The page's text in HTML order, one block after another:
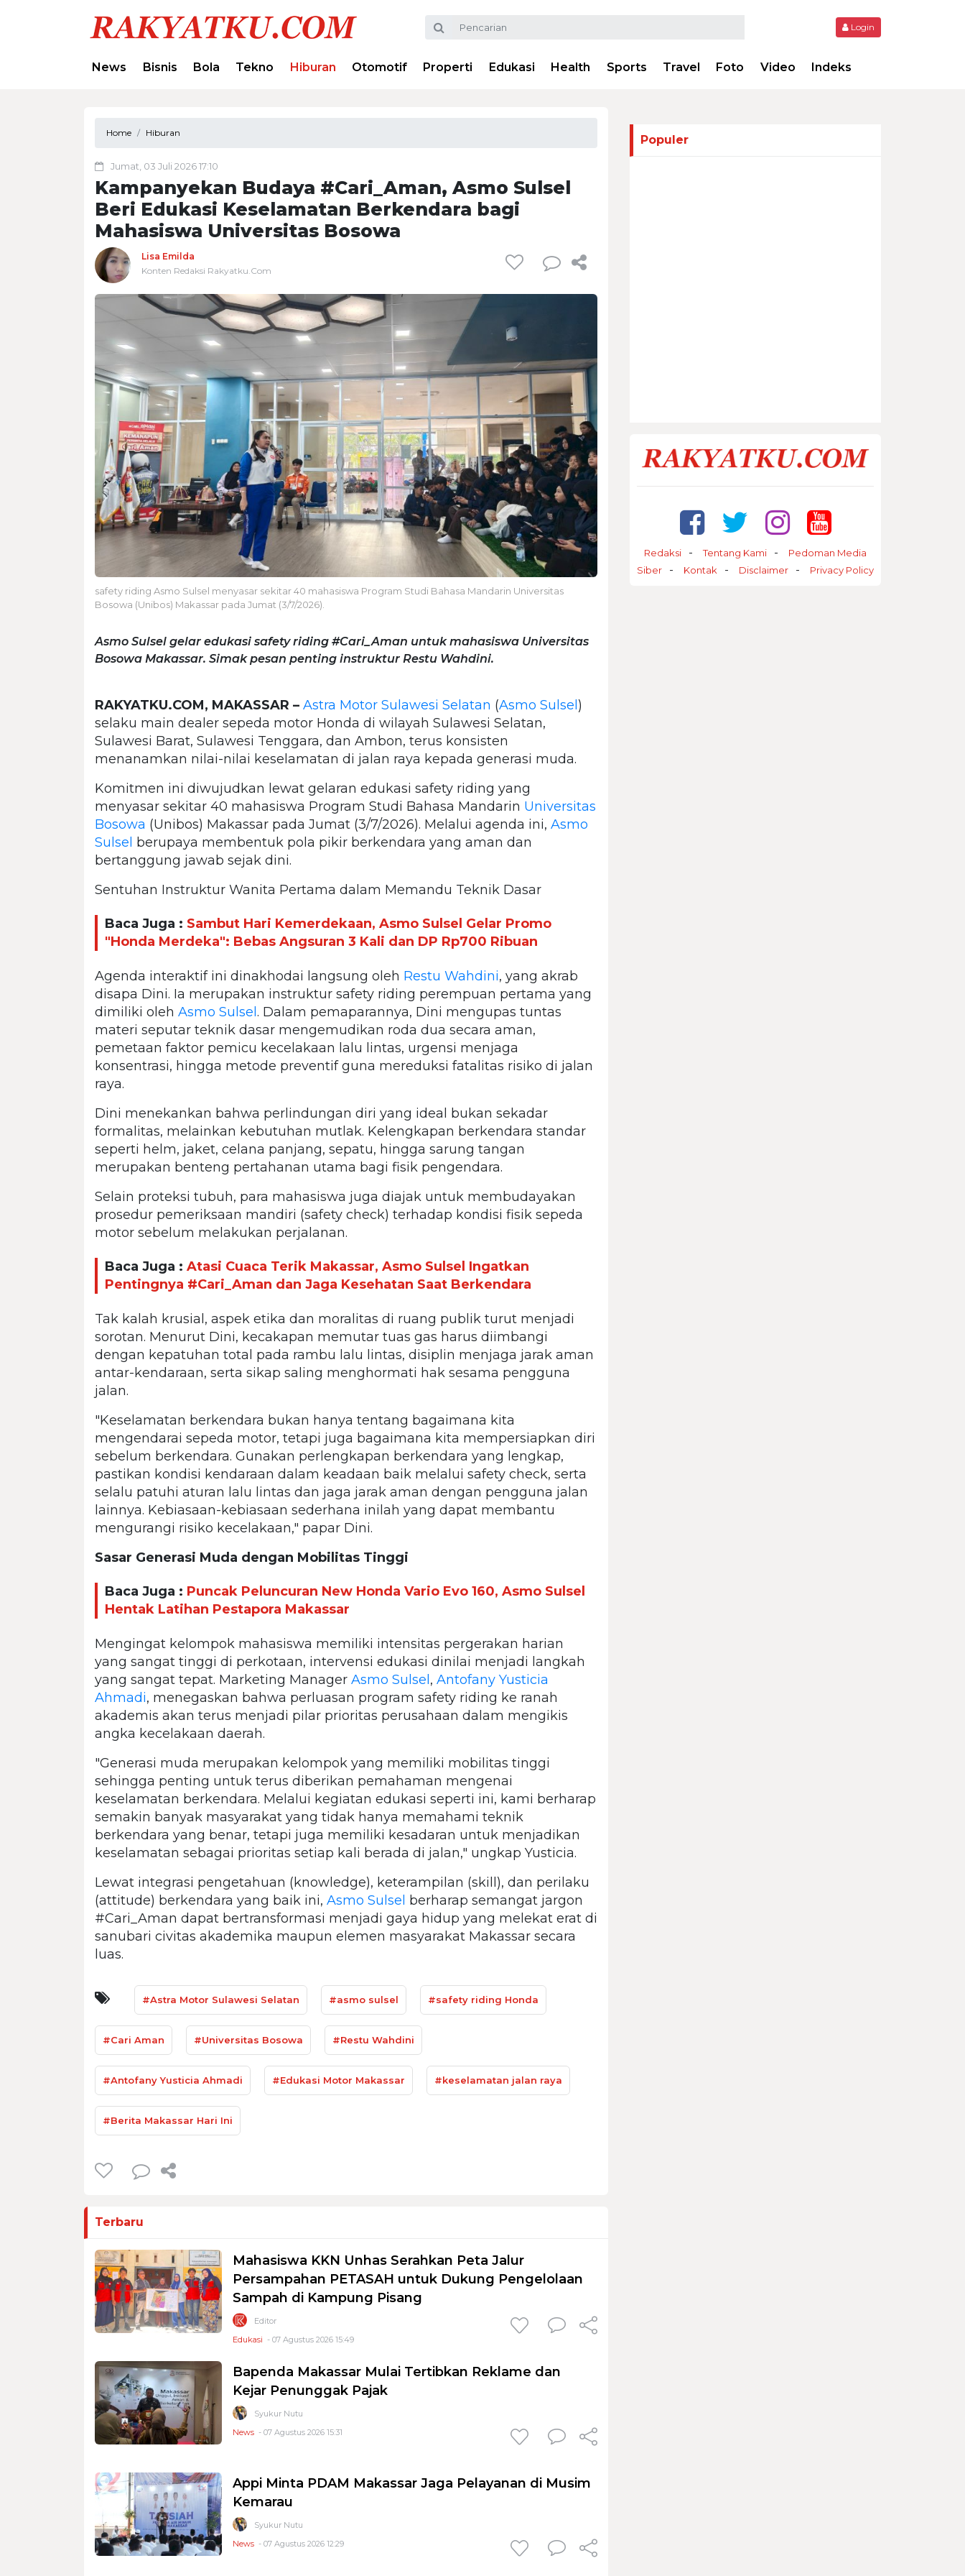
Login
News Bisnis Bola Tekno Hiburan Otomotif Properti Edukasi Health Sports Travel Foto Video Indeks
Home Hiburan
Jumat, 03 Juli 2026 17:10
Kampanyekan Budaya #Cari_Aman, Asmo Sulsel
Beri Edukasi Keselamatan Berkendara bagi
Mahasiswa Universitas Bosowa
Lisa Emilda
Konten Redaksi Rakyatku.Com
safety riding Asmo Sulsel menyasar sekitar 40 mahasiswa Program Studi Bahasa Mandarin Universitas
Bosowa (Unibos) Makassar pada Jumat (3/7/2026).
Asmo Sulsel gelar edukasi safety riding #Cari_Aman untuk mahasiswa Universitas
Bosowa Makassar. Simak pesan penting instruktur Restu Wahdini.
RAKYATKU.COM, MAKASSAR – Astra Motor Sulawesi Selatan (Asmo Sulsel)
selaku main dealer sepeda motor Honda di wilayah Sulawesi Selatan,
Sulawesi Barat, Sulawesi Tenggara, dan Ambon, terus konsisten
menanamkan nilai-nilai keselamatan di jalan raya kepada generasi muda.
Komitmen ini diwujudkan lewat gelaran edukasi safety riding yang
menyasar sekitar 40 mahasiswa Program Studi Bahasa Mandarin Universitas
Bosowa (Unibos) Makassar pada Jumat (3/7/2026). Melalui agenda ini, Asmo
Sulsel berupaya membentuk pola pikir berkendara yang aman dan
bertanggung jawab sejak dini.
Sentuhan Instruktur Wanita Pertama dalam Memandu Teknik Dasar
Baca Juga : Sambut Hari Kemerdekaan, Asmo Sulsel Gelar Promo
"Honda Merdeka": Bebas Angsuran 3 Kali dan DP Rp700 Ribuan
Agenda interaktif ini dinakhodai langsung oleh Restu Wahdini, yang akrab
disapa Dini. Ia merupakan instruktur safety riding perempuan pertama yang
dimiliki oleh Asmo Sulsel. Dalam pemaparannya, Dini mengupas tuntas
materi seputar teknik dasar mengemudikan roda dua secara aman,
pemetaan faktor pemicu kecelakaan lalu lintas, urgensi menjaga
konsentrasi, hingga metode preventif guna mereduksi fatalitas risiko di jalan
raya.
Dini menekankan bahwa perlindungan diri yang ideal bukan sekadar
formalitas, melainkan kebutuhan mutlak. Kelengkapan berkendara standar
seperti helm, jaket, celana panjang, sepatu, hingga sarung tangan
merupakan benteng pertahanan utama bagi fisik pengendara.
Selain proteksi tubuh, para mahasiswa juga diajak untuk membudayakan
prosedur pemeriksaan mandiri (safety check) terhadap kondisi fisik sepeda
motor sebelum melakukan perjalanan.
Baca Juga : Atasi Cuaca Terik Makassar, Asmo Sulsel Ingatkan
Pentingnya #Cari_Aman dan Jaga Kesehatan Saat Berkendara
Tak kalah krusial, aspek etika dan moralitas di ruang publik turut menjadi
sorotan. Menurut Dini, kecakapan memutar tuas gas harus diimbangi
dengan kepatuhan total pada rambu lalu lintas, disiplin menjaga jarak aman
antar-kendaraan, serta sikap saling menghormati hak sesama pengguna
jalan.
"Keselamatan berkendara bukan hanya tentang bagaimana kita
mengendarai sepeda motor, tetapi juga bagaimana kita mempersiapkan diri
sebelum berkendara. Gunakan perlengkapan berkendara yang lengkap,
pastikan kondisi kendaraan dalam keadaan baik melalui safety check, serta
selalu patuhi aturan lalu lintas dan jaga jarak aman dengan pengguna jalan
lainnya. Kebiasaan-kebiasaan sederhana inilah yang dapat membantu
mengurangi risiko kecelakaan," papar Dini.
Sasar Generasi Muda dengan Mobilitas Tinggi
Baca Juga : Puncak Peluncuran New Honda Vario Evo 160, Asmo Sulsel
Hentak Latihan Pestapora Makassar
Mengingat kelompok mahasiswa memiliki intensitas pergerakan harian
yang sangat tinggi di perkotaan, intervensi edukasi dinilai menjadi langkah
yang sangat tepat. Marketing Manager Asmo Sulsel, Antofany Yusticia
Ahmadi, menegaskan bahwa perluasan program safety riding ke ranah
akademis akan terus menjadi pilar prioritas perusahaan dalam mengikis
angka kecelakaan daerah.
"Generasi muda merupakan kelompok yang memiliki mobilitas tinggi
sehingga penting untuk terus diberikan pemahaman mengenai
keselamatan berkendara. Melalui kegiatan edukasi seperti ini, kami berharap
semakin banyak masyarakat yang tidak hanya memahami teknik
berkendara yang benar, tetapi juga memiliki kesadaran untuk menjadikan
keselamatan sebagai prioritas setiap kali berada di jalan," ungkap Yusticia.
Lewat integrasi pengetahuan (knowledge), keterampilan (skill), dan perilaku
(attitude) berkendara yang baik ini, Asmo Sulsel berharap semangat jargon
#Cari_Aman dapat bertransformasi menjadi gaya hidup yang melekat erat di
sanubari civitas akademika maupun elemen masyarakat Makassar secara
luas.
#Astra Motor Sulawesi Selatan #asmo sulsel #safety riding Honda
#Cari Aman #Universitas Bosowa #Restu Wahdini
#Antofany Yusticia Ahmadi #Edukasi Motor Makassar #keselamatan jalan raya
#Berita Makassar Hari Ini
Terbaru
Mahasiswa KKN Unhas Serahkan Peta Jalur
Persampahan PETASAH untuk Dukung Pengelolaan
Sampah di Kampung Pisang
Editor
Edukasi - 07 Agustus 2026 15:49
Bapenda Makassar Mulai Tertibkan Reklame dan
Kejar Penunggak Pajak
Syukur Nutu
News - 07 Agustus 2026 15:31
Appi Minta PDAM Makassar Jaga Pelayanan di Musim
Kemarau
Syukur Nutu
News - 07 Agustus 2026 12:29
Populer
Redaksi Tentang Kami
Pedoman Media
Siber
Kontak Disclaimer Privacy Policy